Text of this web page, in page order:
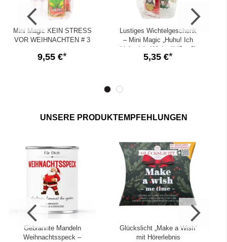
Mini Magic KEIN STRESS
VOR WEIHNACHTEN # 3
9,55 €
Lustiges Wichtelgeschenk
– Mini Magic „Huhu! Ich
bin`s dein Wichtel“ (Set 2)
5,35 €
UNSERE PRODUKTEMPFEHLUNGEN
Gebrannte Mandeln
Weihnachtsspeck –
Glückslicht „Make a Wish“
mit Hörerlebnis